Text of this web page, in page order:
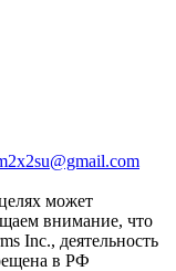
может
внимание, что
Inc., деятельность
в РФ